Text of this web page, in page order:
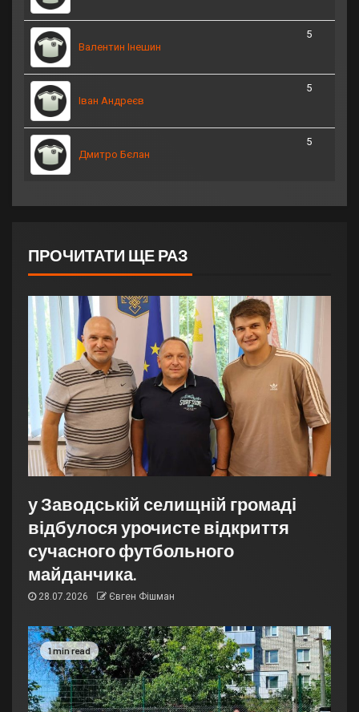
Валентин Інешин
5
Іван Андреєв
5
Дмитро Бєлан
5
ПРОЧИТАТИ ЩЕ РАЗ
у Заводській селищній громаді
відбулося урочисте відкриття
сучасного футбольного
майданчика.
28.07.2026 Євген Фішман
1 min read